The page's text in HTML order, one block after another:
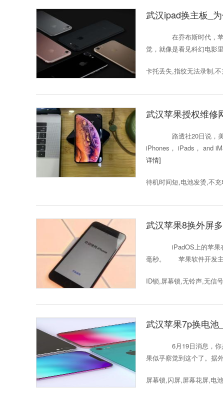
武汉ipad换主板_
在乔布斯时代，苹
觉，就像是看见科幻电影
卡托丢失,指纹无法录制,
武汉苹果授权维修
路透社20日说，美
iPhones， iPads， and
详情]
待机时间短,电池发烫,不
武汉苹果8换外屏
iPadOS上的苹果
毫秒。 苹果软件开发主
ID锁,屏幕锁,无铃声,无信号
武汉苹果7p换电池
6月19日消息，你
果似乎察觉到这个了。据
屏幕锁,闪屏,屏幕花屏,电